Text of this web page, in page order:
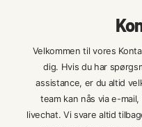
Velkommen til vores
dig. Hvis du har
assistance, er du altid
team kan nås via e-
livechat. Vi svare altid